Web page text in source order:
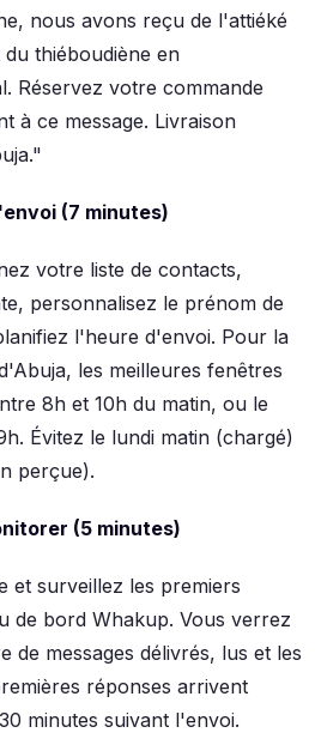
nous avons reçu de l'attiéké
thiéboudiène en
Réservez votre commande
à ce message. Livraison
(7 minutes)
votre liste de contacts,
personnalisez le prénom de
l'heure d'envoi. Pour la
les meilleures fenêtres
8h et 10h du matin, ou le
Évitez le lundi matin (chargé)
perçue).
(5 minutes)
et surveillez les premiers
de bord Whakup. Vous verrez
de messages délivrés, lus et les
réponses arrivent
minutes suivant l'envoi.